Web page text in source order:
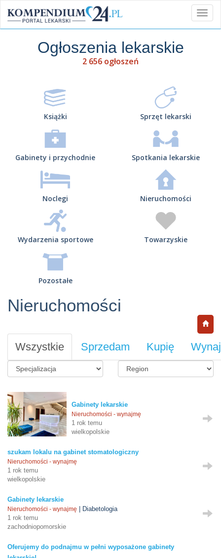
Ogłoszenia lekarskie
2 656 ogłoszeń
Książki Sprzęt lekarski
Gabinety i przychodnie Spotkania lekarskie
Noclegi Nieruchomości
Wydarzenia sportowe Towarzyskie
Pozostałe
Nieruchomości
Wszystkie Sprzedam Kupię
Gabinety lekarskie
Nieruchomości - wynajmę
1 rok temu
wielkopolskie
szukam lokalu na gabinet stomatologiczny
Nieruchomości - wynajmę
1 rok temu
wielkopolskie
Gabinety lekarskie
Nieruchomości - wynajmę
| Diabetologia
1 rok temu
zachodniopomorskie
Oferujemy do podnajmu w pełni wyposażone gabinety